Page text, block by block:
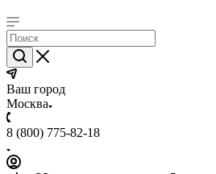
Ваш город
Москва
8 (800) 775-82-18